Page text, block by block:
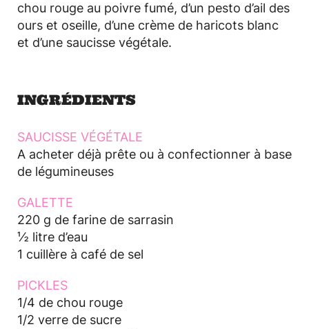
chou rouge au poivre fumé, d’un pesto d’ail des
ours et oseille, d’une crème de haricots blanc
et d’une saucisse végétale.
INGRÉDIENTS
SAUCISSE VÉGÉTALE
A acheter déjà prête ou à confectionner à base
de légumineuses
GALETTE
220 g de farine de sarrasin
½ litre d’eau
1 cuillère à café de sel
PICKLES
1/4 de chou rouge
1/2 verre de sucre